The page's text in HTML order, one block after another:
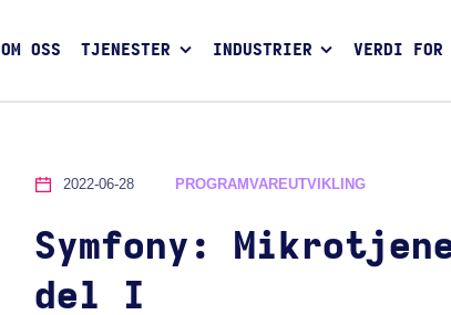
OM OSS TJENESTER INDUSTRIER VERDI FOR
2022-06-28 PROGRAMVAREUTVIKLING
Symfony:
del I